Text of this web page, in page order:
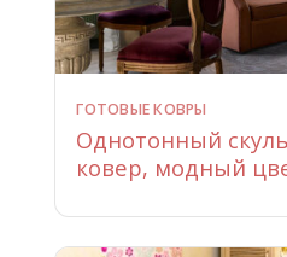
ГОТОВЫЕ КОВРЫ
Однотонный
ковер, модный